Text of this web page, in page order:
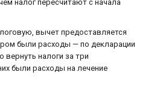
налог пересчитают с начала
вычет предоставляется
были расходы — по декларации
налоги за три
были расходы на лечение